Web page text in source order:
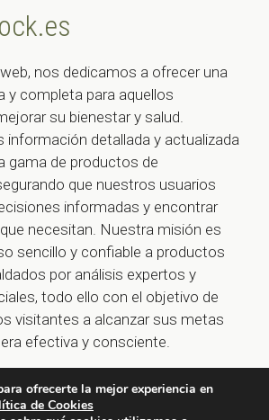
nos dedicamos a ofrecer una
y completa para aquellos
su bienestar y salud.
información detallada y actualizada
gama de productos de
que nuestros usuarios
informadas y encontrar
necesitan. Nuestra misión es
sencillo y confiable a productos
por análisis expertos y
todo ello con el objetivo de
visitantes a alcanzar sus metas
efectiva y consciente.
ofrecerte la mejor experiencia en
de Cookies